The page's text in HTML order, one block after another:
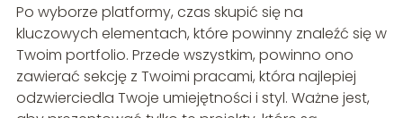
Po wyborze platformy, czas skupić się na
kluczowych elementach, które powinny znaleźć się w
Twoim portfolio. Przede wszystkim, powinno ono
zawierać sekcję z Twoimi pracami, która najlepiej
odzwierciedla Twoje umiejętności i styl. Ważne jest,